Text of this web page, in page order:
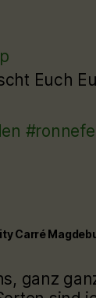
Euch
Carré
ganz